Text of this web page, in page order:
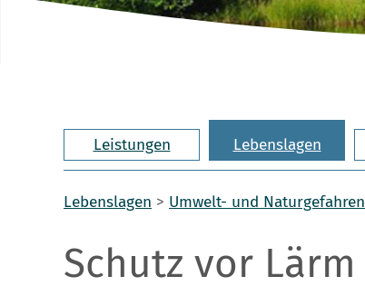
Leistungen Lebenslagen
Lebenslagen > Umwelt- und Naturgefahren
Schutz vor Lärm